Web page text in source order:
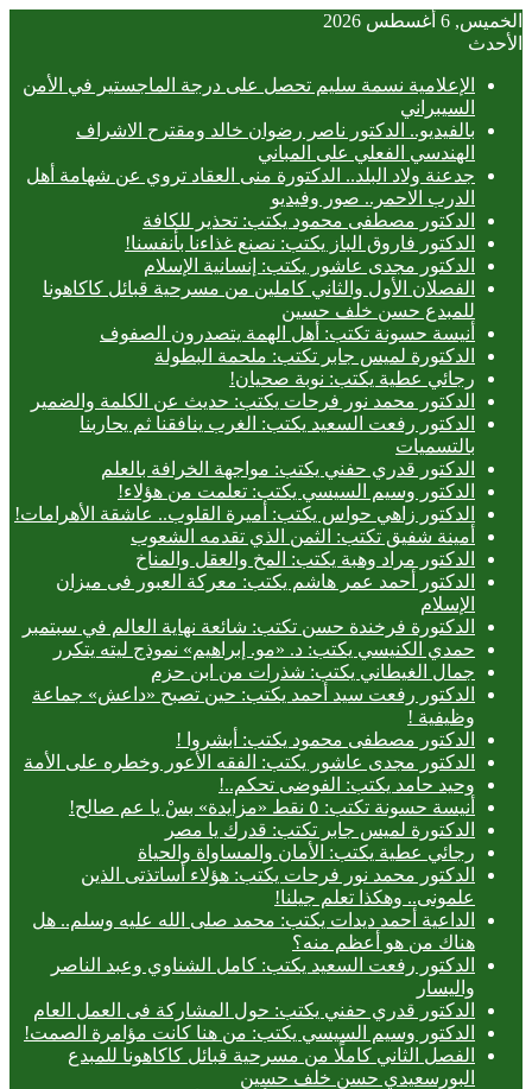
الخميس, 6 أغسطس 2026
الأحدث
الإعلامية نسمة سليم تحصل على درجة الماجستير في الأمن
السيبراني
بالفيديو.. ‎الدكتور ناصر رضوان خالد ومقترح الاشراف
الهندسي الفعلي على المباني
جدعنة ولاد البلد.. الدكتورة منى العقاد تروي عن شهامة أهل
الدرب الاحمر.. صور وفيديو
الدكتور مصطفى محمود يكتب: تحذير للكافة
الدكتور فاروق الباز يكتب: نصنع غذاءنا بأنفسنا!
الدكتور مجدى عاشور يكتب: إنسانية الإسلام
الفصلان الأول والثاني كاملين من مسرحية قبائل كاكاهونا
للمبدع حسن خلف حسين
أنيسة حسونة تكتب: أهل الهمة يتصدرون الصفوف
الدكتورة لميس جابر تكتب: ملحمة البطولة
رجائي عطية يكتب: نوبة صحيان!
الدكتور محمد نور فرحات يكتب: حديث عن الكلمة والضمير
الدكتور رفعت السعيد يكتب: الغرب ينافقنا ثم يحاربنا
بالتسميات
الدكتور قدري حفني يكتب: مواجهة الخرافة بالعلم
الدكتور وسيم السيسي يكتب: تعلمت من هؤلاء!
الدكتور زاهي حواس يكتب: أميرة القلوب.. عاشقة الأهرامات!
أمينة شفيق تكتب: الثمن الذي تقدمه الشعوب
الدكتور مراد وهبة يكتب: المخ والعقل والمناخ
الدكتور أحمد عمر هاشم يكتب: معركة العبور فى ميزان
الإسلام
الدكتورة فرخندة حسن تكتب: شائعة نهاية العالم في سبتمبر
حمدي الكنيسي يكتب: د. «مو. إبراهيم» نموذج ليته يتكرر
جمال الغيطاني يكتب: شذرات من ابن حزم
الدكتور رفعت سيد أحمد يكتب: حين تصبح «داعش» جماعة
وظيفية !
الدكتور مصطفى محمود يكتب: أبشروا !
الدكتور مجدى عاشور يكتب: الفقه الأعور وخطره على الأمة
وحيد حامد يكتب: الفوضى تحكم..!
أنيسة حسونة تكتب: ٥ نقط «مزايدة» بسْ يا عم صالح!
الدكتورة لميس جابر تكتب: قدرك يا مصر
رجائي عطية يكتب: الأمان والمساواة والحياة
الدكتور محمد نور فرحات يكتب: هؤلاء أساتذتى الذين
علمونى.. وهكذا تعلم جيلنا!
الداعية أحمد ديدات يكتب: محمد صلى الله عليه وسلم.. هل
هناك من هو أعظم منه؟
الدكتور رفعت السعيد يكتب: كامل الشناوي وعبد الناصر
واليسار
الدكتور قدري حفني يكتب: حول المشاركة فى العمل العام
الدكتور وسيم السيسي يكتب: من هنا كانت مؤامرة الصمت!
الفصل الثاني كاملًا من مسرحية قبائل كاكاهونا للمبدع
البورسعيدي حسن خلف حسين